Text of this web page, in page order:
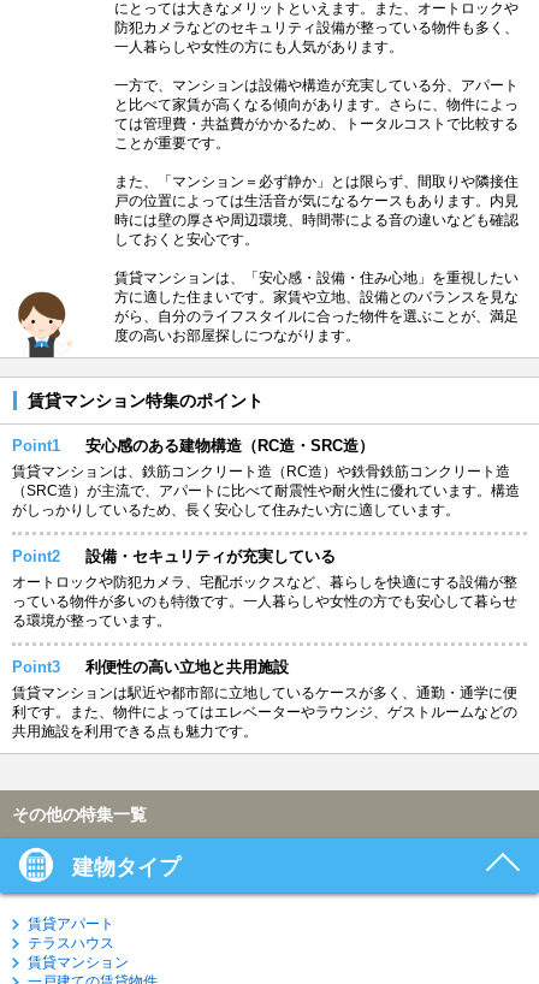
にとっては大きなメリットといえます。また、オートロックや
防犯カメラなどのセキュリティ設備が整っている物件も多く、
一人暮らしや女性の方にも人気があります。
一方で、マンションは設備や構造が充実している分、アパート
と比べて家賃が高くなる傾向があります。さらに、物件によっ
ては管理費・共益費がかかるため、トータルコストで比較する
ことが重要です。
また、「マンション＝必ず静か」とは限らず、間取りや隣接住
戸の位置によっては生活音が気になるケースもあります。内見
時には壁の厚さや周辺環境、時間帯による音の違いなども確認
しておくと安心です。
賃貸マンションは、「安心感・設備・住み心地」を重視したい
方に適した住まいです。家賃や立地、設備とのバランスを見な
がら、自分のライフスタイルに合った物件を選ぶことが、満足
度の高いお部屋探しにつながります。
賃貸マンション特集のポイント
Point1 安心感のある建物構造（RC造・SRC造）
賃貸マンションは、鉄筋コンクリート造（RC造）や鉄骨鉄筋コンクリート造
（SRC造）が主流で、アパートに比べて耐震性や耐火性に優れています。構造
がしっかりしているため、長く安心して住みたい方に適しています。
Point2 設備・セキュリティが充実している
オートロックや防犯カメラ、宅配ボックスなど、暮らしを快適にする設備が整
っている物件が多いのも特徴です。一人暮らしや女性の方でも安心して暮らせ
る環境が整っています。
Point3 利便性の高い立地と共用施設
賃貸マンションは駅近や都市部に立地しているケースが多く、通勤・通学に便
利です。また、物件によってはエレベーターやラウンジ、ゲストルームなどの
共用施設を利用できる点も魅力です。
その他の特集一覧
建物タイプ
賃貸アパート
テラスハウス
賃貸マンション